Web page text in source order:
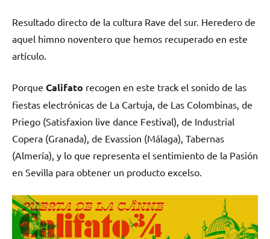
Resultado directo de la cultura Rave del sur. Heredero de
aquel himno noventero que hemos recuperado en este
artículo.
Porque Califato recogen en este track el sonido de las
fiestas electrónicas de La Cartuja, de Las Colombinas, de
Priego (Satisfaxion live dance Festival), de Industrial
Copera (Granada), de Evassion (Málaga), Tabernas
(Almería), y lo que representa el sentimiento de la Pasión
en Sevilla para obtener un producto excelso.